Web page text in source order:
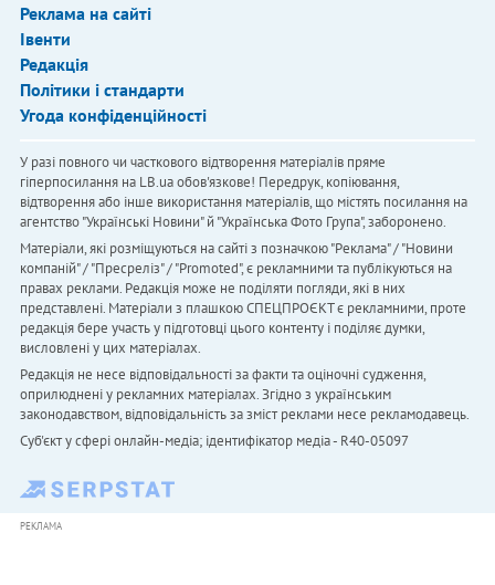
Реклама на сайті
Івенти
Редакція
Політики і стандарти
Угода конфіденційності
У разі повного чи часткового відтворення матеріалів пряме
гіперпосилання на LB.ua обов'язкове! Передрук, копіювання,
відтворення або інше використання матеріалів, що містять посилання на
агентство "Українськi Новини" й "Українська Фото Група", заборонено.
Матеріали, які розміщуються на сайті з позначкою "Реклама" / "Новини
компаній" / "Пресреліз" / "Promoted", є рекламними та публікуються на
правах реклами. Редакція може не поділяти погляди, які в них
представлені. Матеріали з плашкою СПЕЦПРОЄКТ є рекламними, проте
редакція бере участь у підготовці цього контенту і поділяє думки,
висловлені у цих матеріалах.
Редакція не несе відповідальності за факти та оціночні судження,
оприлюднені у рекламних матеріалах. Згідно з українським
законодавством, відповідальність за зміст реклами несе рекламодавець.
Cуб'єкт у сфері онлайн-медіа; ідентифікатор медіа - R40-05097
РЕКЛАМА